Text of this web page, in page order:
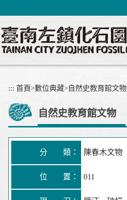
::: 首頁>數位典藏>自然史教育館文物
自然史教育館文物
分 類： 陳春木文物
位 置： 011